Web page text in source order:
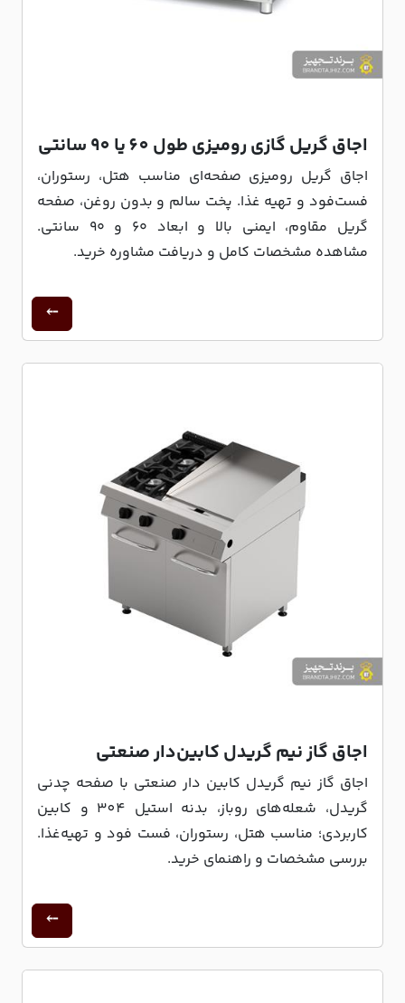
اجاق گریل گازی رومیزی طول 60 یا 90 سانتی
اجاق گریل رومیزی صفحه‌ای مناسب هتل، رستوران،
فست‌فود و تهیه غذا. پخت سالم و بدون روغن، صفحه
گریل مقاوم، ایمنی بالا و ابعاد ۶۰ و ۹۰ سانتی.
مشاهده مشخصات کامل و دریافت مشاوره خرید.
اجاق گاز نیم گریدل کابین‌دار صنعتی
اجاق گاز نیم گریدل کابین دار صنعتی با صفحه چدنی
گریدل، شعله‌های روباز، بدنه استیل 304 و کابین
کاربردی؛ مناسب هتل، رستوران، فست فود و تهیه‌غذا.
بررسی مشخصات و راهنمای خرید.